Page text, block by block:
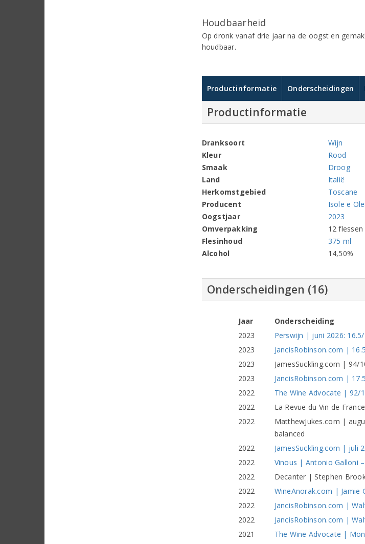
Houdbaarheid
Op dronk vanaf drie jaar na de oogst en
houdbaar.
Productinformatie Onderscheidingen
Productinformatie
Dranksoort
Wijn
Kleur
Rood
Smaak
Droog
Land
Italië
Herkomstgebied
Toscane
Producent
Isole e
Oogstjaar
2023
Omverpakking
12 flessen
Flesinhoud
375 ml
Alcohol
14,50%
Onderscheidingen (16)
Jaar
Onderscheiding
2023
Perswijn | juni 2026:
2023
JancisRobinson.com |
2023
JamesSuckling.com | 94/
2023
JancisRobinson.com |
2022
The Wine Advocate | 92/
2022
La Revue du Vin de
2022
MatthewJukes.com |
balanced
2022
JamesSuckling.com | juli
2022
Vinous | Antonio Galloni
2022
Decanter | Stephen
2022
WineAnorak.com | Jamie
2022
JancisRobinson.com |
2022
JancisRobinson.com |
2021
The Wine Advocate |